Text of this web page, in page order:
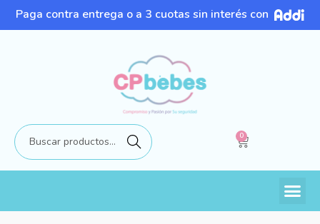
Paga contra entrega o a 3 cuotas sin interés con
Buscar 0